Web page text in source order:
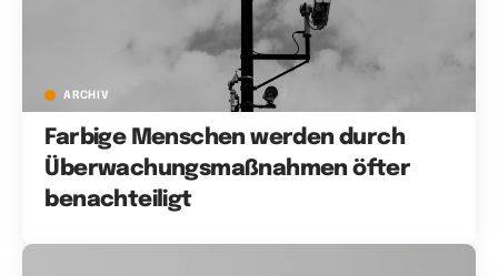
ARCHIV
Farbige Menschen werden durch
Überwachungsmaßnahmen öfter
benachteiligt